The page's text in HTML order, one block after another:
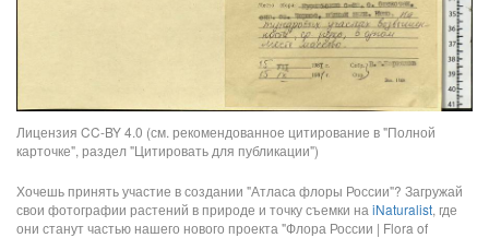
Лицензия CC-BY 4.0 (см. рекомендованное цитирование в "Полной
карточке", раздел "Цитировать для публикации")
Хочешь принять участие в создании "Атласа флоры России"? Загружай
свои фотографии растений в природе и точку съемки на iNaturalist, где
они станут частью нашего нового проекта "Флора России | Flora of